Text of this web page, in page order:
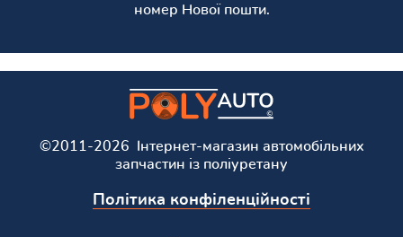
номер Нової пошти.
©2011-2026 Інтернет-магазин автомобільних
запчастин із поліуретану
Політика конфіленційності